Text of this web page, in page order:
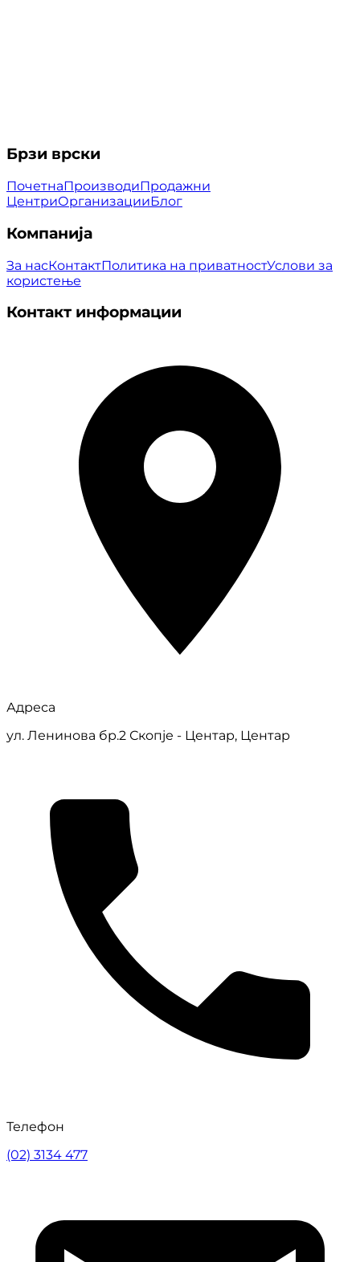
Брзи врски
ПочетнаПроизводиПродажни
ЦентриОрганизацииБлог
Компанија
За насКонтактПолитика на приватностУслови за
користење
Контакт информации
Адреса
ул. Ленинова бр.2 Скопје - Центар, Центар
Телефон
(02) 3134 477